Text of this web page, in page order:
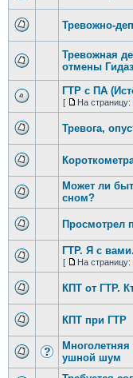
Тревожно-
Тревожная
отмены
ГТР с ПА
[ На страницу:
Тревога,
Может ли
сном?
Просмотрел
ГТР. Я с вами.
[ На страницу:
КПТ от ГТР.
КПТ при ГТР
ушной шум